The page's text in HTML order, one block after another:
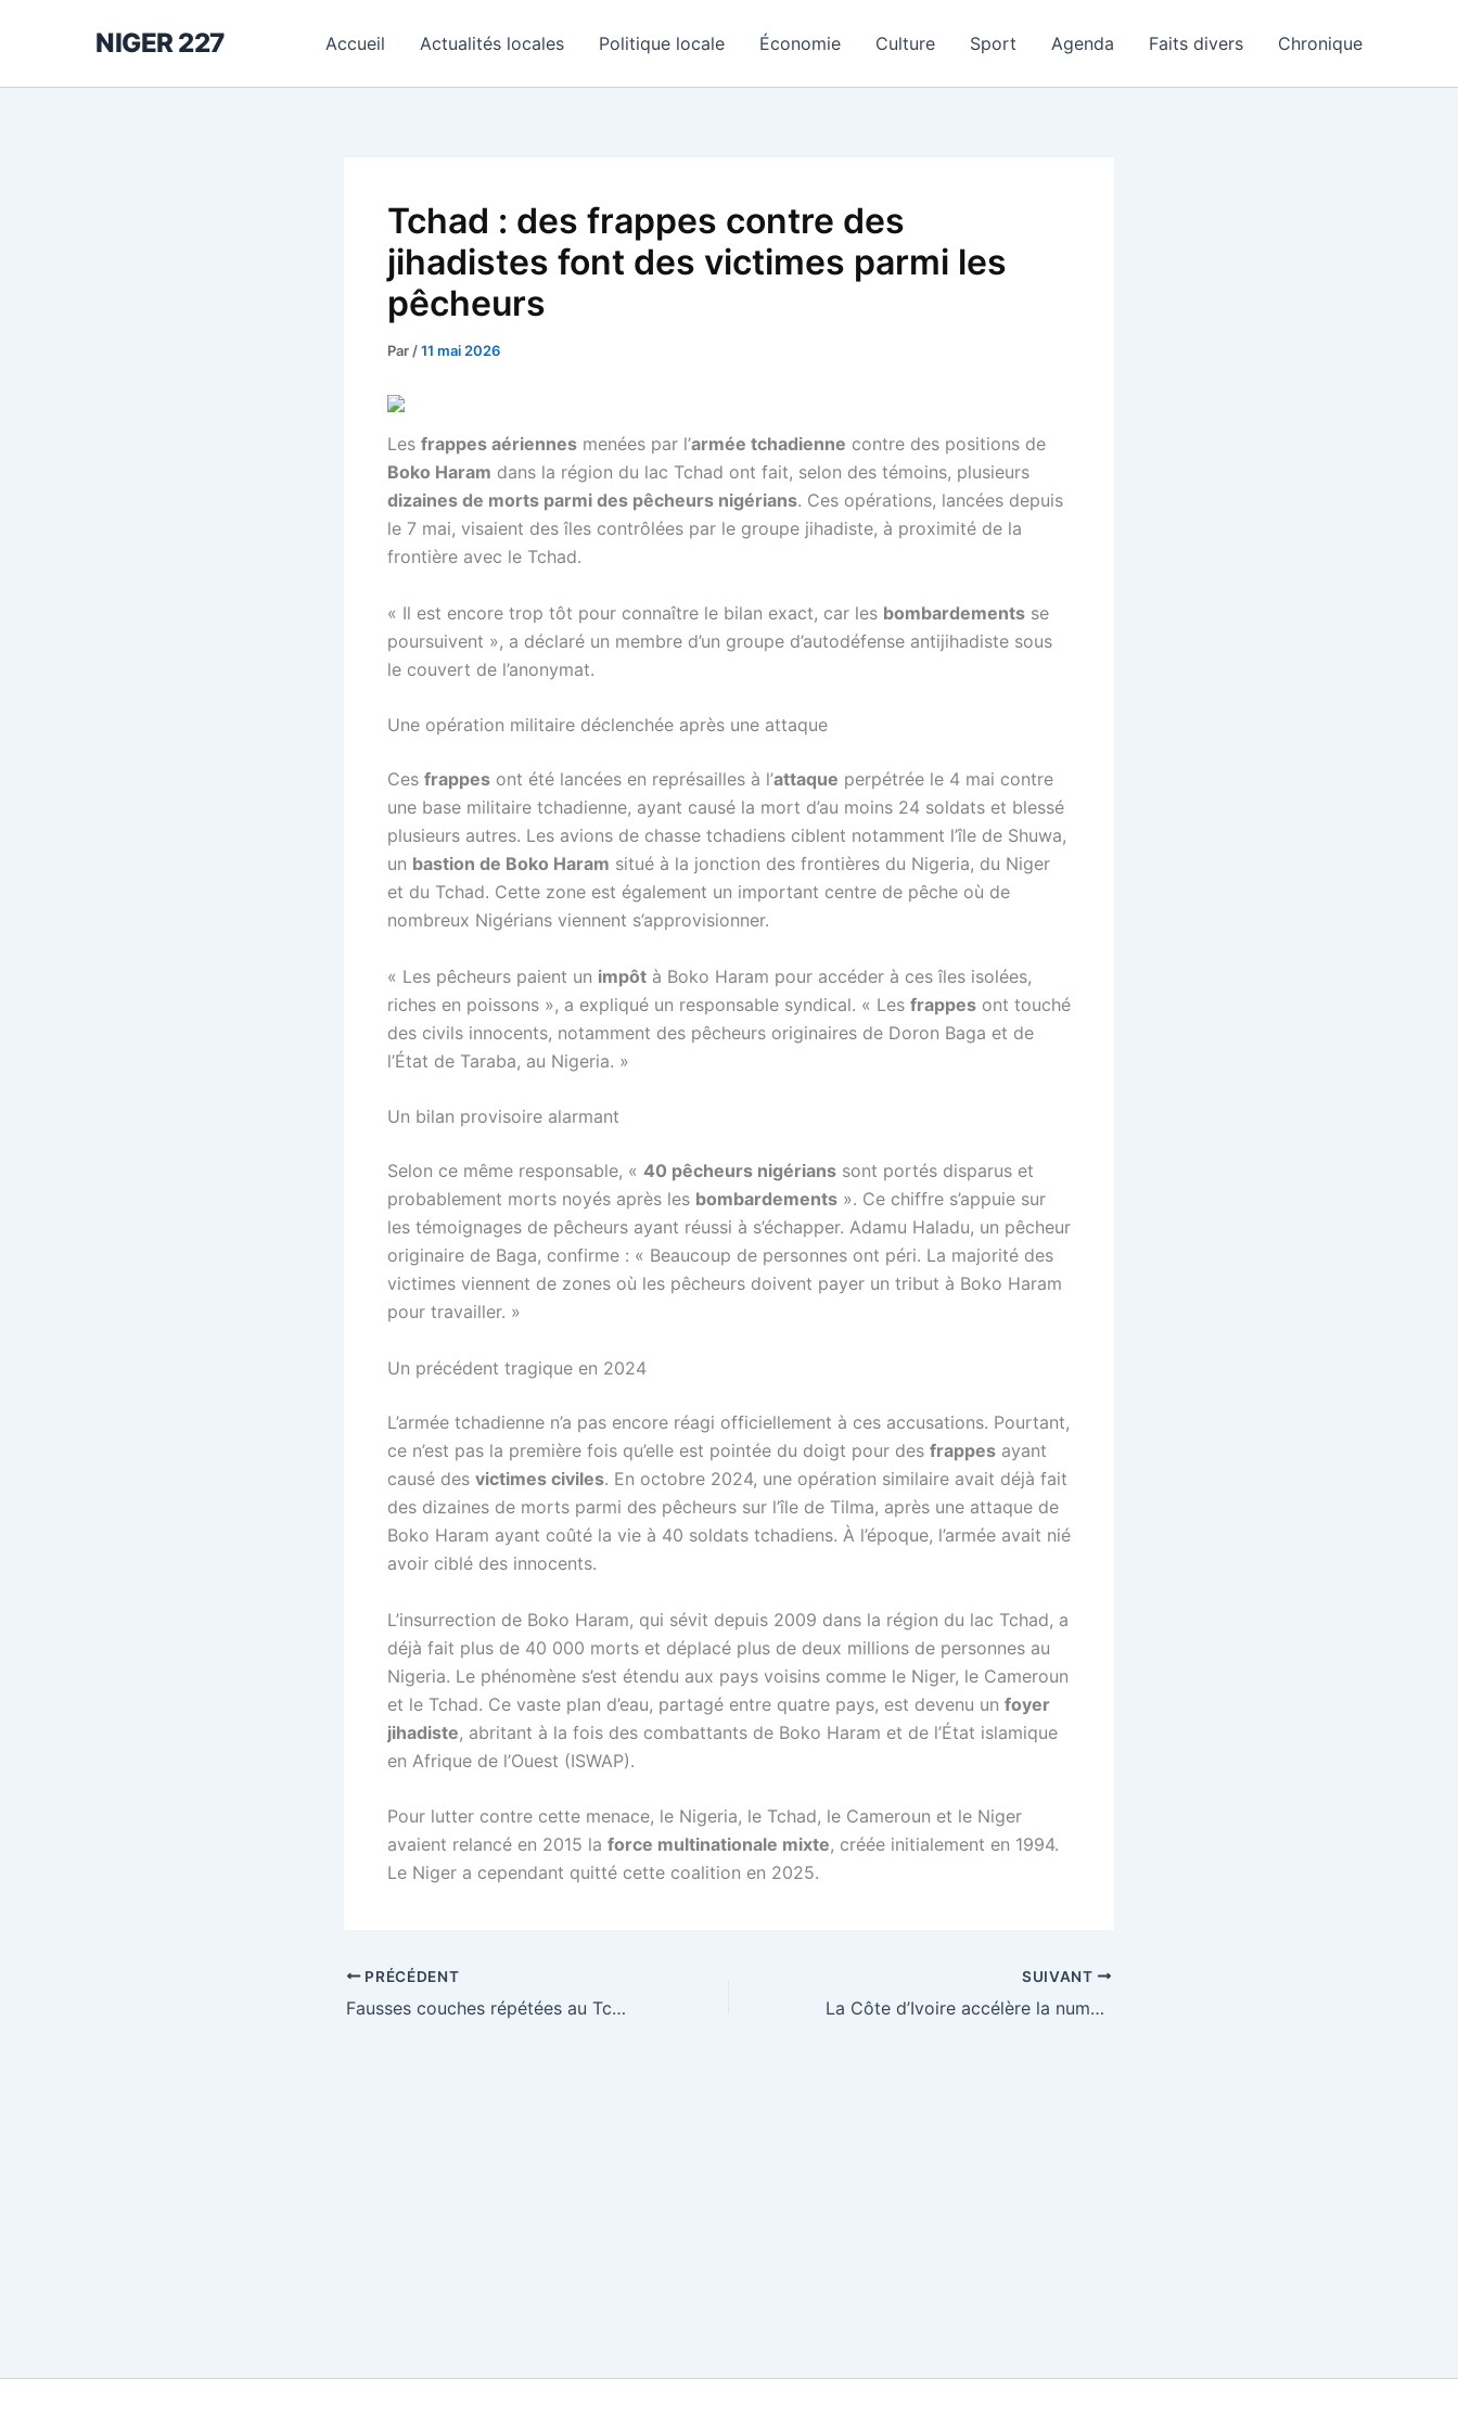
NIGER 227 Accueil Actualités locales Politique locale Économie Culture Sport Agenda Faits divers Chronique
Tchad : des frappes contre des
jihadistes font des victimes parmi les
pêcheurs
Par /11 mai 2026
Les frappes aériennes menées par l’armée tchadienne contre des positions de
Boko Haram dans la région du lac Tchad ont fait, selon des témoins, plusieurs
dizaines de morts parmi des pêcheurs nigérians. Ces opérations, lancées depuis
le 7 mai, visaient des îles contrôlées par le groupe jihadiste, à proximité de la
frontière avec le Tchad.
« Il est encore trop tôt pour connaître le bilan exact, car les bombardements se
poursuivent », a déclaré un membre d’un groupe d’autodéfense antijihadiste sous
le couvert de l’anonymat.
Une opération militaire déclenchée après une attaque
Ces frappes ont été lancées en représailles à l’attaque perpétrée le 4 mai contre
une base militaire tchadienne, ayant causé la mort d’au moins 24 soldats et blessé
plusieurs autres. Les avions de chasse tchadiens ciblent notamment l’île de Shuwa,
un bastion de Boko Haram situé à la jonction des frontières du Nigeria, du Niger
et du Tchad. Cette zone est également un important centre de pêche où de
nombreux Nigérians viennent s’approvisionner.
« Les pêcheurs paient un impôt à Boko Haram pour accéder à ces îles isolées,
riches en poissons », a expliqué un responsable syndical. « Les frappes ont touché
des civils innocents, notamment des pêcheurs originaires de Doron Baga et de
l’État de Taraba, au Nigeria. »
Un bilan provisoire alarmant
Selon ce même responsable, « 40 pêcheurs nigérians sont portés disparus et
probablement morts noyés après les bombardements ». Ce chiffre s’appuie sur
les témoignages de pêcheurs ayant réussi à s’échapper. Adamu Haladu, un pêcheur
originaire de Baga, confirme : « Beaucoup de personnes ont péri. La majorité des
victimes viennent de zones où les pêcheurs doivent payer un tribut à Boko Haram
pour travailler. »
Un précédent tragique en 2024
L’armée tchadienne n’a pas encore réagi officiellement à ces accusations. Pourtant,
ce n’est pas la première fois qu’elle est pointée du doigt pour des frappes ayant
causé des victimes civiles. En octobre 2024, une opération similaire avait déjà fait
des dizaines de morts parmi des pêcheurs sur l’île de Tilma, après une attaque de
Boko Haram ayant coûté la vie à 40 soldats tchadiens. À l’époque, l’armée avait nié
avoir ciblé des innocents.
L’insurrection de Boko Haram, qui sévit depuis 2009 dans la région du lac Tchad, a
déjà fait plus de 40 000 morts et déplacé plus de deux millions de personnes au
Nigeria. Le phénomène s’est étendu aux pays voisins comme le Niger, le Cameroun
et le Tchad. Ce vaste plan d’eau, partagé entre quatre pays, est devenu un foyer
jihadiste, abritant à la fois des combattants de Boko Haram et de l’État islamique
en Afrique de l’Ouest (ISWAP).
Pour lutter contre cette menace, le Nigeria, le Tchad, le Cameroun et le Niger
avaient relancé en 2015 la force multinationale mixte, créée initialement en 1994.
Le Niger a cependant quitté cette coalition en 2025.
PRÉCÉDENT
Fausses couches répétées au Tchad : un défi médical et social méconnu
SUIVANT
La Côte d’Ivoire accélère la numérisation de son système éducatif